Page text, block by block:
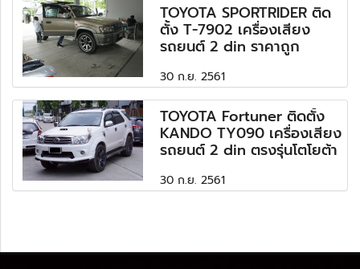
TOYOTA SPORTRIDER ติด
ตั้ง T-7902 เครื่องเสียง
รถยนต์ 2 din ราคาถูก
30 ก.ย. 2561
TOYOTA Fortuner ติดตั้ง
KANDO TY090 เครื่องเสียง
รถยนต์ 2 din ตรงรุ่นโตโยต้า
30 ก.ย. 2561